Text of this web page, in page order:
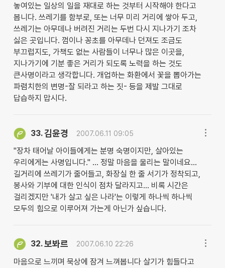
놓여있는 일상의 일을 재대로 하는 것부터 시작해야 한다고
봅니다. 쓰레기를 함부로, 또는 너무 미리 거리에 쌓아 두고,
쓰레기는 아무데나 버려진 거리는 두번 다시 지나가기 조차
싫은 곳입니다. 껌이나 꽁초를 아무데나 던져도 조금도
부끄럽지도, 가책도 없는 사람들이 너무나 많은 이곳을,
지나가기에 기분 좋은 거리가 되도록 노력을 하는 것도
큰사명이라고 생각합니다. 개업하는 화환에서 꽃을 뽑아가는
파렴치한의 변명-잘 되라고 하는 짓- 등을 제발 그대로
답습하지 맙시다.
33.김윤경 2007.06.11 09:05
"장차 태어날 아이들에게는 분명 숙명이지만, 살아있는
우리에게는 사명입니다." ... 정말 마음을 울리는 말이네요...
길거리에 쓰레기가 줄어들고, 화장실 한 줄 서기가 정착되고,
봉사와 기부에 대한 인식이 점차 달라지고... 비록 시간은
걸리겠지만 '내가 살고 싶은 나라'는 이렇게 하나씩 하나씩
모두의 힘으로 이루어져 가는게 아닌가 싶습니다.
32.보봐르 2007.06.10 22:26
마음으로 느끼며 묵상에 잠겨 느껴봅니다 살기가 힘들다고